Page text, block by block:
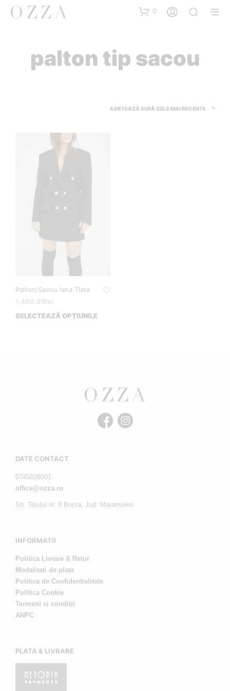
0
palton tip sacou
Palton/Sacou lana Tiara
1,499.99lei
SELECTEAZĂ OPȚIUNILE
DATE CONTACT
0745826001
office@ozza.ro
Str. Teiului nr. 8 Borsa, Jud. Maramures
INFORMATII
Politica Livrare & Retur
Modalitati de plata
Politica de Confidentialitate
Politica Cookie
Termeni si conditii
ANPC
PLATA & LIVRARE